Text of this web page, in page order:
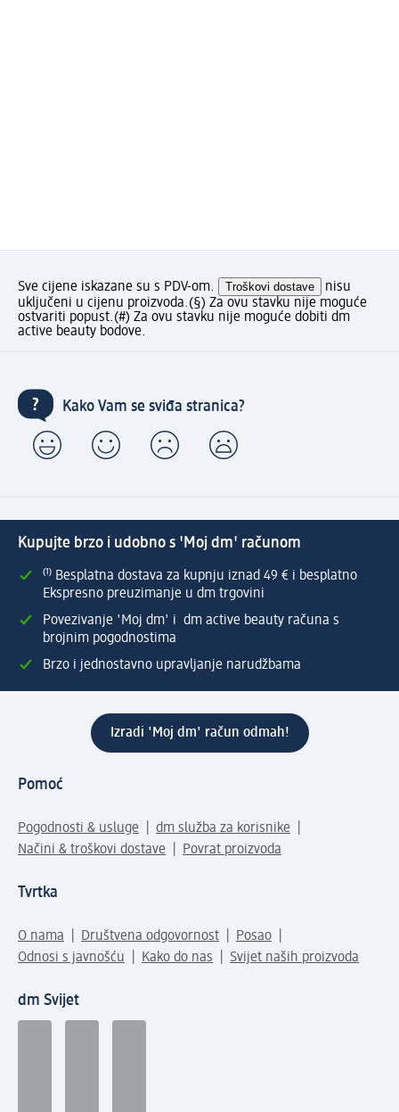
Sve cijene iskazane su s PDV-om. Troškovi dostave
nisu
uključeni u cijenu proizvoda.(§) Za ovu stavku nije moguće
ostvariti popust.(#) Za ovu stavku nije moguće dobiti dm
active beauty bodove.
Kako Vam se sviđa stranica?
Kupujte brzo i udobno s 'Moj dm' računom
⁽¹⁾ Besplatna dostava za kupnju iznad 49 € i besplatno
Ekspresno preuzimanje u dm trgovini
Povezivanje 'Moj dm' i dm active beauty računa s
brojnim pogodnostima
Brzo i jednostavno upravljanje narudžbama
Izradi 'Moj dm' račun odmah!
Pomoć
Pogodnosti & usluge
dm služba za korisnike
Načini & troškovi dostave
Povrat proizvoda
Tvrtka
O nama Društvena odgovornost
Posao
Odnosi s javnošću
Kako do nas Svijet naših proizvoda
dm Svijet